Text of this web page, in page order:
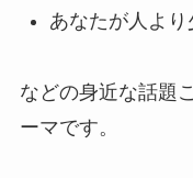
あなたが人よ
などの身近な話題
ーマです。